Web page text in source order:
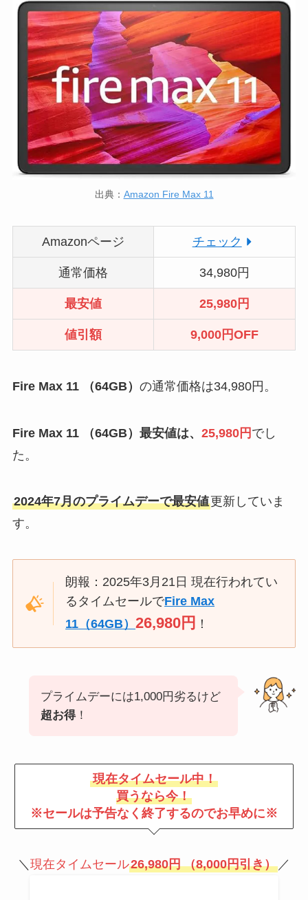
出典： Amazon Fire Max 11
Amazonページ チェック
通常価格 34,980円
最安値 25,980円
値引額 9,000円OFF
Fire Max 11 （64GB） の通常価格は34,980円。
Fire Max 11 （64GB） 最安値は、 25,980円 でし
た。
2024年7月のプライムデーで最安値更新していま
す。
朗報：2025年3月21日 現在行われてい
るタイムセールでFire Max
11 （64GB）26,980円 ！
プライムデーには1,000円劣るけど
超お得！
現在タイムセール中！
買うなら今！
※セールは予告なく終了するのでお早めに※
＼ 現在タイムセール26,980円 （8,000円引き） ／